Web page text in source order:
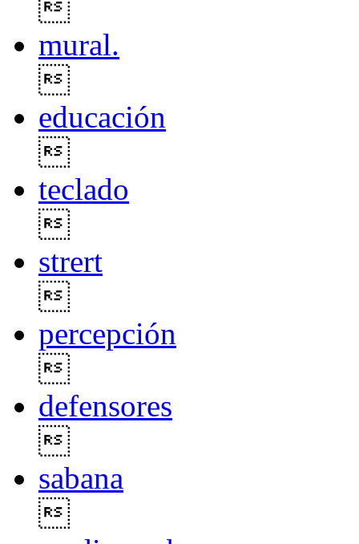
mural.
educación
teclado
strert
percepción
defensores
sabana